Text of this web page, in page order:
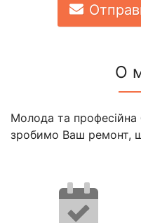
О
Молода та професійна
зробимо Ваш ремонт,